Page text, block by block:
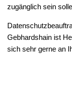
zugänglich sein
Gebhardshain ist
sich sehr gerne an